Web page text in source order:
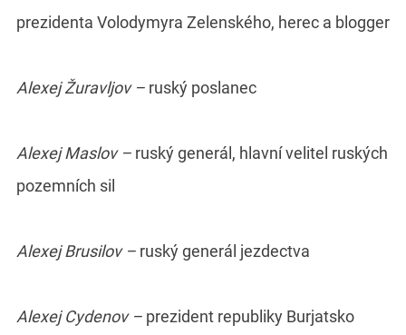
prezidenta Volodymyra Zelenského, herec a blogger
Alexej Žuravljov – ruský poslanec
Alexej Maslov – ruský generál, hlavní velitel ruských
pozemních sil
Alexej Brusilov – ruský generál jezdectva
Alexej Cydenov – prezident republiky Burjatsko